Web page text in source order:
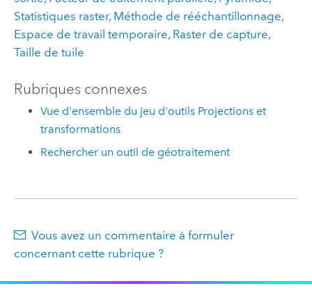
Statistiques raster, Méthode de rééchantillonnage,
Espace de travail temporaire, Raster de capture,
Taille de tuile
Rubriques connexes
Vue d'ensemble du jeu d'outils Projections et
transformations
Rechercher un outil de géotraitement
Vous avez un commentaire à formuler
concernant cette rubrique ?